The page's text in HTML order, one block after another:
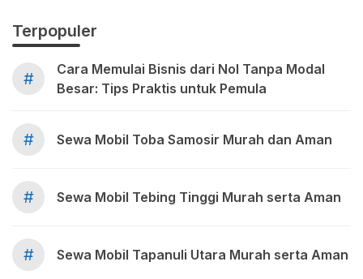
Terpopuler
#
Cara Memulai Bisnis dari Nol Tanpa Modal
Besar: Tips Praktis untuk Pemula
# Sewa Mobil Toba Samosir Murah dan Aman
# Sewa Mobil Tebing Tinggi Murah serta Aman
# Sewa Mobil Tapanuli Utara Murah serta Aman